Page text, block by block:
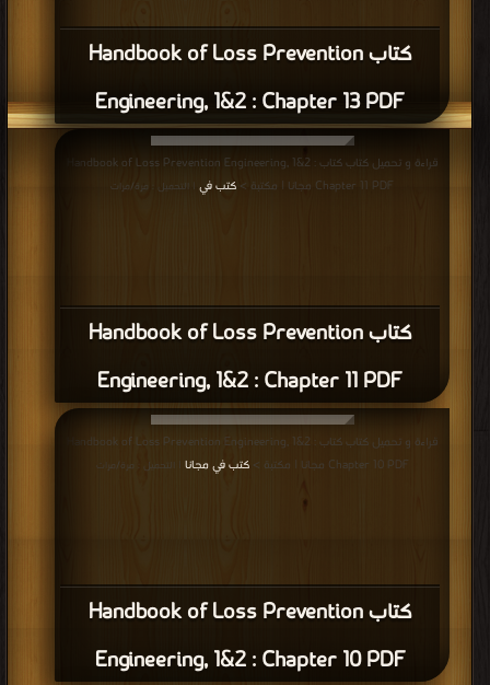
كتاب Handbook of Loss Prevention
Engineering, 1&2 : Chapter 13 PDF
كتاب Handbook of Loss Prevention
Engineering, 1&2 : Chapter 11 PDF
قراءة و تحميل كتاب كتاب Handbook of Loss Prevention Engineering, 1&2 :
Chapter 11 PDF مجانا | مكتبة >
كتب في | التحميل : مرة/مرات
كتاب Handbook of Loss Prevention
Engineering, 1&2 : Chapter 10 PDF
قراءة و تحميل كتاب كتاب Handbook of Loss Prevention Engineering, 1&2 :
Chapter 10 PDF مجانا | مكتبة >
كتب في مجانا | التحميل : مرة/مرات